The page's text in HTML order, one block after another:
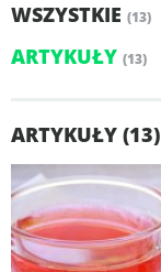
WSZYSTKIE (13)
ARTYKUŁY (13)
ARTYKUŁY (13)